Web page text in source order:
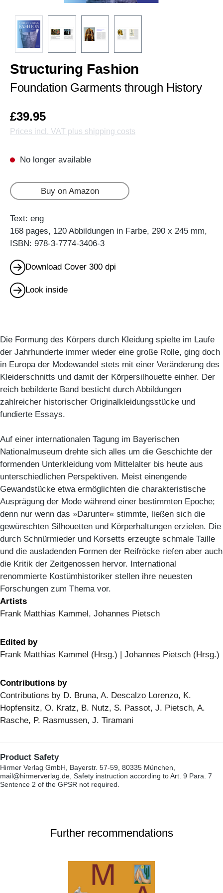
Structuring Fashion
Foundation Garments through History
£39.95
Prices incl. VAT plus shipping costs
No longer available
Buy on Amazon
Text: eng
168 pages, 120 Abbildungen in Farbe, 290 x 245 mm,
ISBN: 978-3-7774-3406-3
Download Cover 300 dpi
Look inside
Die Formung des Körpers durch Kleidung spielte im Laufe
der Jahrhunderte immer wieder eine große Rolle, ging doch
in Europa der Modewandel stets mit einer Veränderung des
Kleiderschnitts und damit der Körpersilhouette einher. Der
reich bebilderte Band besticht durch Abbildungen
zahlreicher historischer Originalkleidungsstücke und
fundierte Essays.
Auf einer internationalen Tagung im Bayerischen
Nationalmuseum drehte sich alles um die Geschichte der
formenden Unterkleidung vom Mittelalter bis heute aus
unterschiedlichen Perspektiven. Meist einengende
Gewandstücke etwa ermöglichten die charakteristische
Ausprägung der Mode während einer bestimmten Epoche;
denn nur wenn das »Darunter« stimmte, ließen sich die
gewünschten Silhouetten und Körperhaltungen erzielen. Die
durch Schnürmieder und Korsetts erzeugte schmale Taille
und die ausladenden Formen der Reifröcke riefen aber auch
die Kritik der Zeitgenossen hervor. International
renommierte Kostümhistoriker stellen ihre neuesten
Forschungen zum Thema vor.
Artists
Frank Matthias Kammel, Johannes Pietsch
Edited by
Frank Matthias Kammel (Hrsg.) | Johannes Pietsch (Hrsg.)
Contributions by
Contributions by D. Bruna, A. Descalzo Lorenzo, K.
Hopfensitz, O. Kratz, B. Nutz, S. Passot, J. Pietsch, A.
Rasche, P. Rasmussen, J. Tiramani
Product Safety
Hirmer Verlag GmbH, Bayerstr. 57-59, 80335 München,
mail@hirmerverlag.de, Safety instruction according to Art. 9 Para. 7
Sentence 2 of the GPSR not required.
Further recommendations